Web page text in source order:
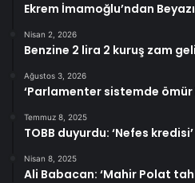
Ekrem İmamoğlu’ndan
Nisan 2, 2026
Benzine 2 lira 2 kuruş zam
Ağustos 3, 2026
‘Parlamenter sistemde ömür
Temmuz 8, 2025
TOBB duyurdu: ‘Nefes
Nisan 8, 2025
Ali Babacan: ‘Mahir Polat